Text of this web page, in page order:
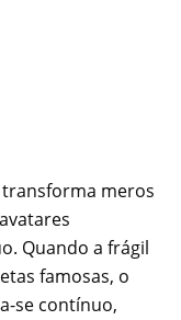
meros
Quando a frágil
famosas, o
se contínuo,